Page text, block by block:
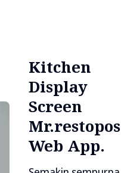
Kitchen
Display
Screen
Mr.restopos
Web App.